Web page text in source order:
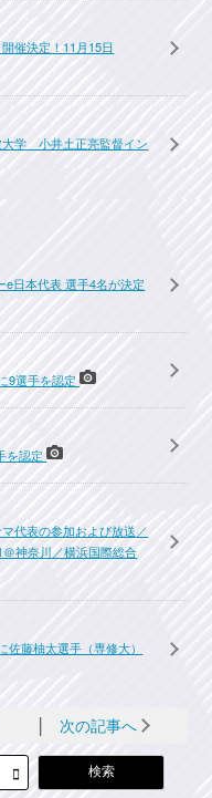
催決定！11月15日
大学 小井土正亮監督イン
e日本代表 選手4名が決定
9選手を認定
を認定
代表の参加および放送／
神奈川／横浜国際総合
藤柚太選手（専修大）
│ 次の記事へ